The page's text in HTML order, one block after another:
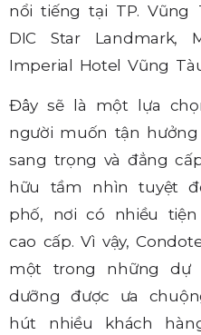
nổi tiếng tại TP. Vũng
DIC Star Landmark,
Imperial Hotel Vũng
Đây sẽ là một lựa
người muốn tận
sang trọng và đẳng
hữu tầm nhìn tuyệt
phố, nơi có nhiều
cao cấp. Vì vậy,
một trong những dự
dưỡng được ưa
hút nhiều khách